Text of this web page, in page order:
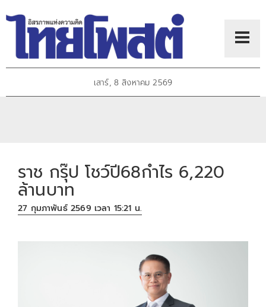
เสาร์, 8 สิงหาคม 2569
ราช กรุ๊ป โชว์ปี68กำไร 6,220
ล้านบาท
27 กุมภาพันธ์ 2569 เวลา 15:21 น.